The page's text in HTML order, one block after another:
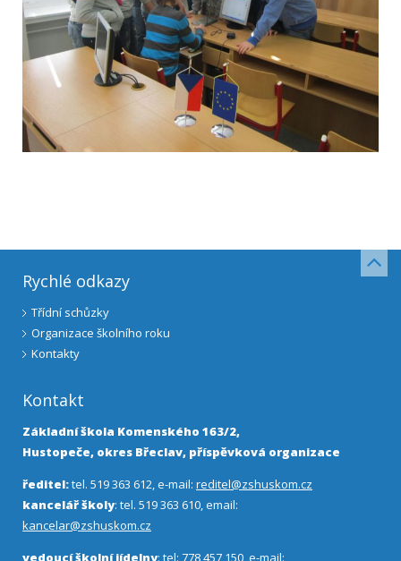
Rychlé odkazy
Třídní schůzky
Organizace školního roku
Kontakty
Kontakt
Základní škola Komenského 163/2,
Hustopeče, okres Břeclav, příspěvková organizace
ředitel:tel. 519 363 612, e-mail: reditel@zshuskom.cz
kancelář školy: tel. 519 363 610, email:
kancelar@zshuskom.cz
vedoucí školní jídelny: tel: 778 457 150, e-mail: